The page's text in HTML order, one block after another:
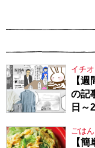
イチオ
【
の記
日～
ごは
【